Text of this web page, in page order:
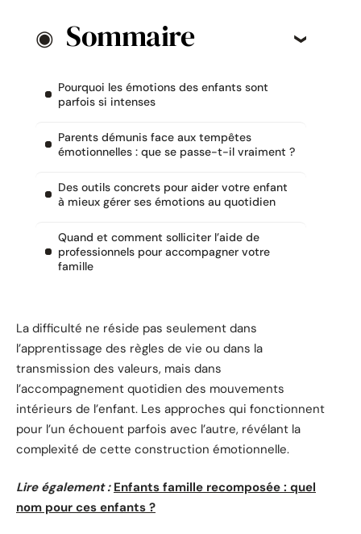
Sommaire
Pourquoi les émotions des enfants sont
parfois si intenses
Parents démunis face aux tempêtes
émotionnelles : que se passe-t-il vraiment ?
Des outils concrets pour aider votre enfant
à mieux gérer ses émotions au quotidien
Quand et comment solliciter l’aide de
professionnels pour accompagner votre
famille
La difficulté ne réside pas seulement dans
l’apprentissage des règles de vie ou dans la
transmission des valeurs, mais dans
l’accompagnement quotidien des mouvements
intérieurs de l’enfant. Les approches qui fonctionnent
pour l’un échouent parfois avec l’autre, révélant la
complexité de cette construction émotionnelle.
Lire également : Enfants famille recomposée : quel
nom pour ces enfants ?